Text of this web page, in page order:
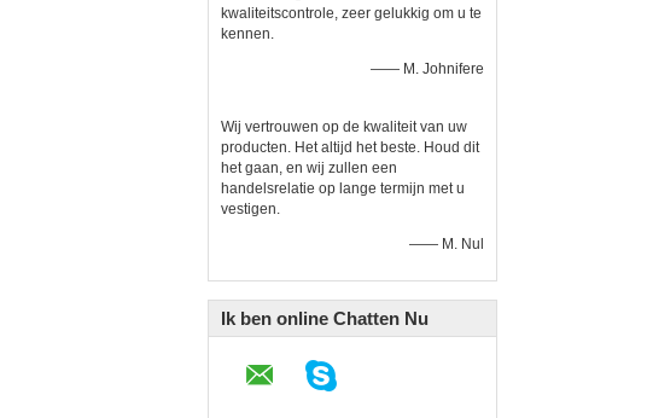
kwaliteitscontrole, zeer gelukkig om u te
kennen.
—— M. Johnifere
Wij vertrouwen op de kwaliteit van uw
producten. Het altijd het beste. Houd dit
het gaan, en wij zullen een
handelsrelatie op lange termijn met u
vestigen.
—— M. Nul
Ik ben online Chatten Nu